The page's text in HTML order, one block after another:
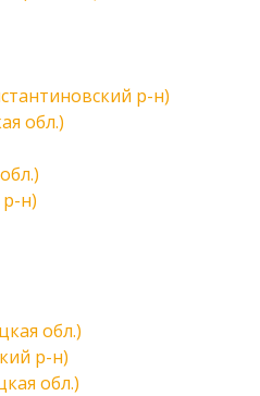
р-н)
обл.)
н)
обл.)
р-н)
обл.)